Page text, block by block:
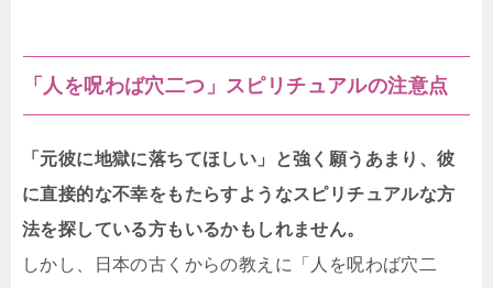
「人を呪わば穴二つ」スピリチュアルの注意点
「元彼に地獄に落ちてほしい」と強く願うあまり、彼
に直接的な不幸をもたらすようなスピリチュアルな方
法を探している方もいるかもしれません。
しかし、日本の古くからの教えに「人を呪わば穴二